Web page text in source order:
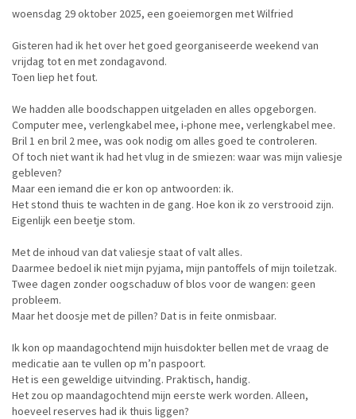
woensdag 29 oktober 2025, een goeiemorgen met Wilfried
Gisteren had ik het over het goed georganiseerde weekend van
vrijdag tot en met zondagavond.
Toen liep het fout.
We hadden alle boodschappen uitgeladen en alles opgeborgen.
Computer mee, verlengkabel mee, i-phone mee, verlengkabel mee.
Bril 1 en bril 2 mee, was ook nodig om alles goed te controleren.
Of toch niet want ik had het vlug in de smiezen: waar was mijn valiesje
gebleven?
Maar een iemand die er kon op antwoorden: ik.
Het stond thuis te wachten in de gang. Hoe kon ik zo verstrooid zijn.
Eigenlijk een beetje stom.
Met de inhoud van dat valiesje staat of valt alles.
Daarmee bedoel ik niet mijn pyjama, mijn pantoffels of mijn toiletzak.
Twee dagen zonder oogschaduw of blos voor de wangen: geen
probleem.
Maar het doosje met de pillen? Dat is in feite onmisbaar.
Ik kon op maandagochtend mijn huisdokter bellen met de vraag de
medicatie aan te vullen op m’n paspoort.
Het is een geweldige uitvinding. Praktisch, handig.
Het zou op maandagochtend mijn eerste werk worden. Alleen,
hoeveel reserves had ik thuis liggen?